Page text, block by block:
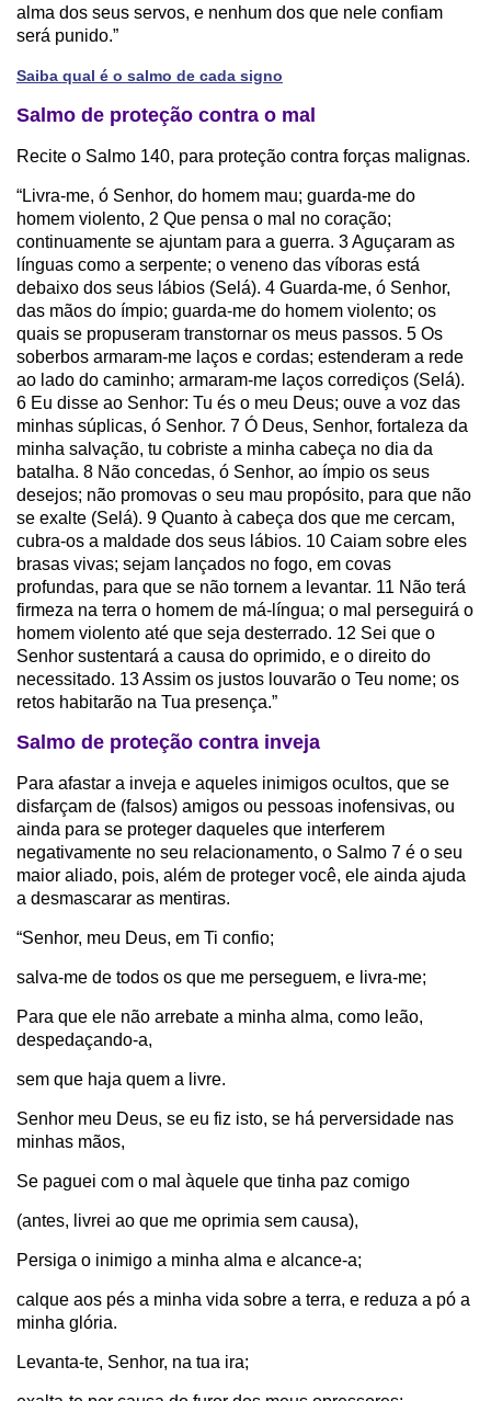
alma dos seus servos, e nenhum dos que nele confiam
será punido.”
Saiba qual é o salmo de cada signo
Salmo de proteção contra o mal
Recite o Salmo 140, para proteção contra forças malignas.
“Livra-me, ó Senhor, do homem mau; guarda-me do
homem violento, 2 Que pensa o mal no coração;
continuamente se ajuntam para a guerra. 3 Aguçaram as
línguas como a serpente; o veneno das víboras está
debaixo dos seus lábios (Selá). 4 Guarda-me, ó Senhor,
das mãos do ímpio; guarda-me do homem violento; os
quais se propuseram transtornar os meus passos. 5 Os
soberbos armaram-me laços e cordas; estenderam a rede
ao lado do caminho; armaram-me laços corrediços (Selá).
6 Eu disse ao Senhor: Tu és o meu Deus; ouve a voz das
minhas súplicas, ó Senhor. 7 Ó Deus, Senhor, fortaleza da
minha salvação, tu cobriste a minha cabeça no dia da
batalha. 8 Não concedas, ó Senhor, ao ímpio os seus
desejos; não promovas o seu mau propósito, para que não
se exalte (Selá). 9 Quanto à cabeça dos que me cercam,
cubra-os a maldade dos seus lábios. 10 Caiam sobre eles
brasas vivas; sejam lançados no fogo, em covas
profundas, para que se não tornem a levantar. 11 Não terá
firmeza na terra o homem de má-língua; o mal perseguirá o
homem violento até que seja desterrado. 12 Sei que o
Senhor sustentará a causa do oprimido, e o direito do
necessitado. 13 Assim os justos louvarão o Teu nome; os
retos habitarão na Tua presença.”
Salmo de proteção contra inveja
Para afastar a inveja e aqueles inimigos ocultos, que se
disfarçam de (falsos) amigos ou pessoas inofensivas, ou
ainda para se proteger daqueles que interferem
negativamente no seu relacionamento, o Salmo 7 é o seu
maior aliado, pois, além de proteger você, ele ainda ajuda
a desmascarar as mentiras.
“Senhor, meu Deus, em Ti confio;
salva-me de todos os que me perseguem, e livra-me;
Para que ele não arrebate a minha alma, como leão,
despedaçando-a,
sem que haja quem a livre.
Senhor meu Deus, se eu fiz isto, se há perversidade nas
minhas mãos,
Se paguei com o mal àquele que tinha paz comigo
(antes, livrei ao que me oprimia sem causa),
Persiga o inimigo a minha alma e alcance-a;
calque aos pés a minha vida sobre a terra, e reduza a pó a
minha glória.
Levanta-te, Senhor, na tua ira;